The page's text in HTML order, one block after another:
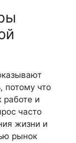
потому что
и
часто
жизни и
рынок